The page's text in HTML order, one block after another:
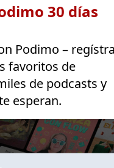
30 días
Podimo –
favoritos de
de podcasts y
esperan.